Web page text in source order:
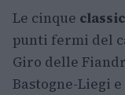
Le cinque
punti fermi del
Giro delle
Bastogne-Liegi